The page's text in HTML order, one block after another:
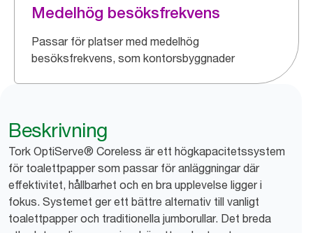
Medelhög besöksfrekvens
Passar för platser med medelhög
besöksfrekvens, som kontorsbyggnader
Beskrivning
Tork OptiServe® Coreless är ett högkapacitetssystem
för toalettpapper som passar för anläggningar där
effektivitet, hållbarhet och en bra upplevelse ligger i
fokus. Systemet ger ett bättre alternativ till vanligt
toalettpapper och traditionella jumborullar. Det breda